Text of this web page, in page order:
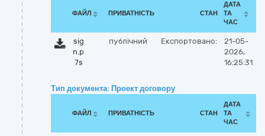
ФАЙЛ ПРИВАТНІСТЬ СТАН
ДАТА
ТА
ЧАС
sig
n.p
7s
публічний Експортовано:
21-05-
2026,
16:25:31
Тип документа: Проект договору
ФАЙЛ ПРИВАТНІСТЬ СТАН
ДАТА
ТА
ЧАС